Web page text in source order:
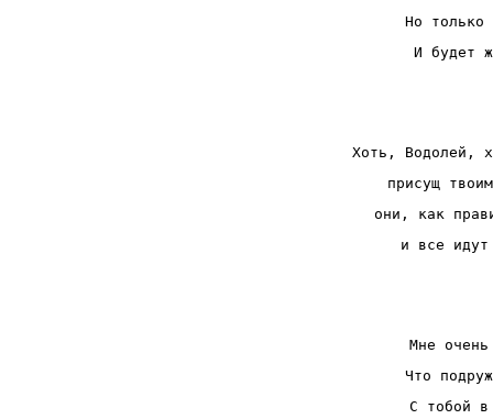
Но только
И будет
Хоть, Водолей,
присущ
они, как
и все
Мне
Что
С тобой